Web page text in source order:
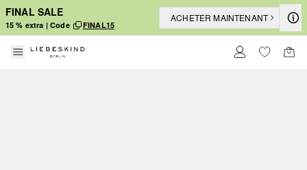
FINAL SALE
15 % extra | Code FINAL15
ACHETER MAINTENANT